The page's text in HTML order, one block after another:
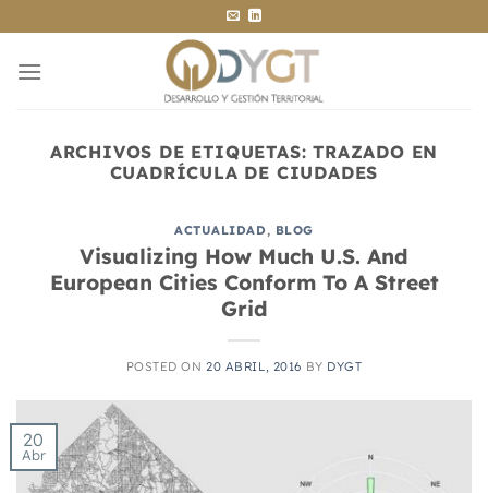
al
contenido
ARCHIVOS DE ETIQUETAS:TRAZADO EN
CUADRÍCULA DE CIUDADES
ACTUALIDAD, BLOG
Visualizing How Much U.S. And
European Cities Conform To A Street
Grid
POSTED ON20 ABRIL, 2016 BY DYGT
20
Abr